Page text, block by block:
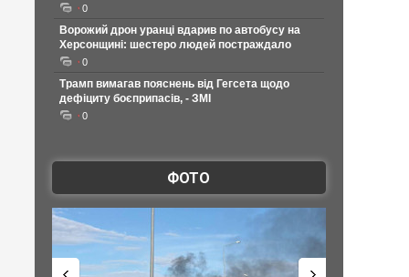
0
Ворожий дрон уранці вдарив по автобусу на
Херсонщині: шестеро людей постраждало
0
Трамп вимагав пояснень від Гегсета щодо
дефіциту боєприпасів, - ЗМІ
0
ФОТО